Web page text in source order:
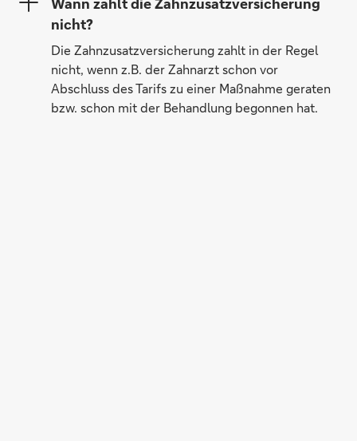
nicht?
Die Zahnzusatzversicherung zahlt in der Regel
nicht, wenn z.B. der Zahnarzt schon vor
Abschluss des Tarifs zu einer Maßnahme geraten
bzw. schon mit der Behandlung begonnen hat.